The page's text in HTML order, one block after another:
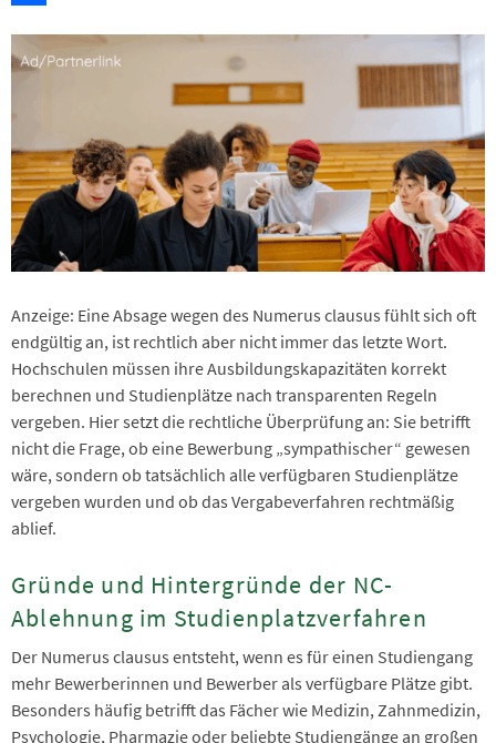
Anzeige: Eine Absage wegen des Numerus clausus fühlt sich oft
endgültig an, ist rechtlich aber nicht immer das letzte Wort.
Hochschulen müssen ihre Ausbildungskapazitäten korrekt
berechnen und Studienplätze nach transparenten Regeln
vergeben. Hier setzt die rechtliche Überprüfung an: Sie betrifft
nicht die Frage, ob eine Bewerbung „sympathischer“ gewesen
wäre, sondern ob tatsächlich alle verfügbaren Studienplätze
vergeben wurden und ob das Vergabeverfahren rechtmäßig
ablief.
Gründe und Hintergründe der NC-
Ablehnung im Studienplatzverfahren
Der Numerus clausus entsteht, wenn es für einen Studiengang
mehr Bewerberinnen und Bewerber als verfügbare Plätze gibt.
Besonders häufig betrifft das Fächer wie Medizin, Zahnmedizin,
Psychologie, Pharmazie oder beliebte Studiengänge an großen